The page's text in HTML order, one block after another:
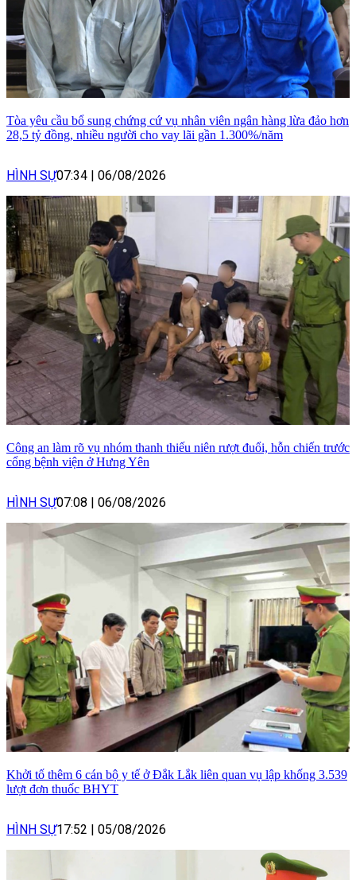
Tòa yêu cầu bổ sung chứng cứ vụ nhân viên ngân hàng lừa đảo hơn
28,5 tỷ đồng, nhiều người cho vay lãi gần 1.300%/năm
HÌNH SỰ07:34 06/08/2026
Công an làm rõ vụ nhóm thanh thiếu niên rượt đuổi, hỗn chiến trước
cổng bệnh viện ở Hưng Yên
HÌNH SỰ07:08 06/08/2026
Khởi tố thêm 6 cán bộ y tế ở Đắk Lắk liên quan vụ lập khống 3.539
lượt đơn thuốc BHYT
HÌNH SỰ17:52 05/08/2026